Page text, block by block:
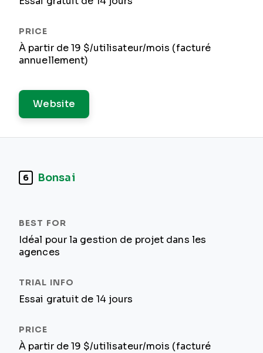
À partir de 19 $/utilisateur/mois (facturé
annuellement)
Website
6 Bonsai
Idéal pour la gestion de projet dans les
agences
Essai gratuit de 14 jours
À partir de 19 $/utilisateur/mois (facturé